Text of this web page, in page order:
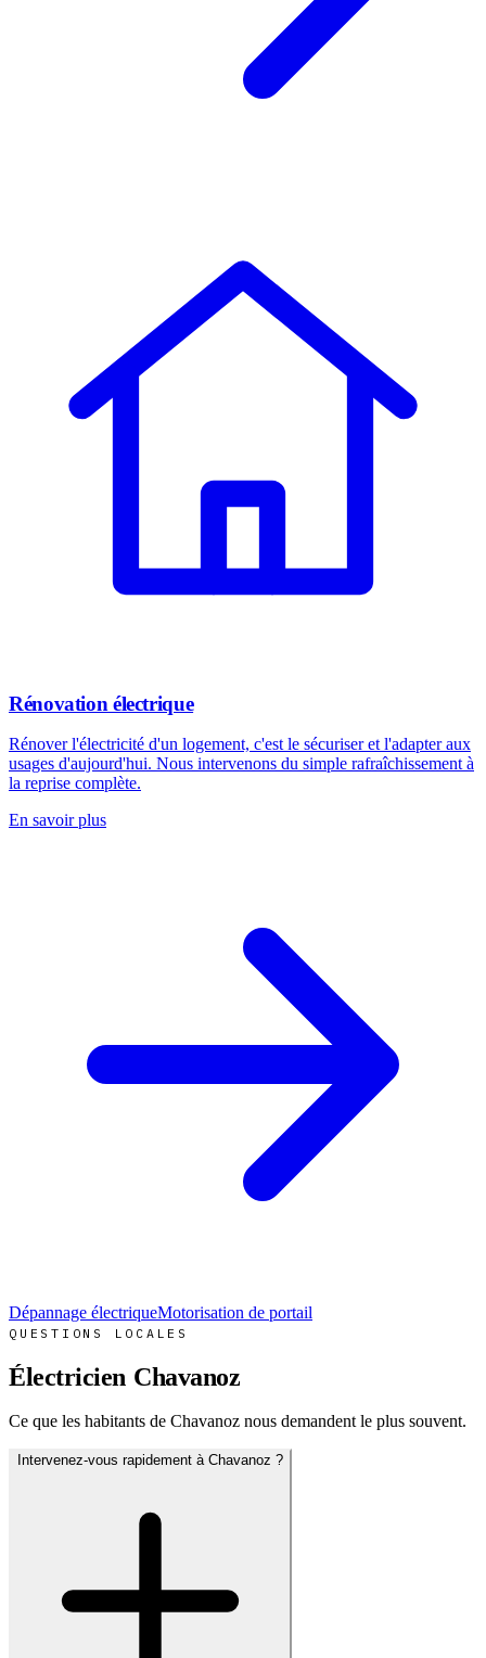
Rénovation électrique
Rénover l'électricité d'un logement, c'est le sécuriser et l'adapter aux
usages d'aujourd'hui. Nous intervenons du simple rafraîchissement à
la reprise complète.
En savoir plus
Dépannage électriqueMotorisation de portail
QUESTIONS LOCALES
Électricien Chavanoz
Ce que les habitants de Chavanoz nous demandent le plus souvent.
Intervenez-vous rapidement à Chavanoz ?